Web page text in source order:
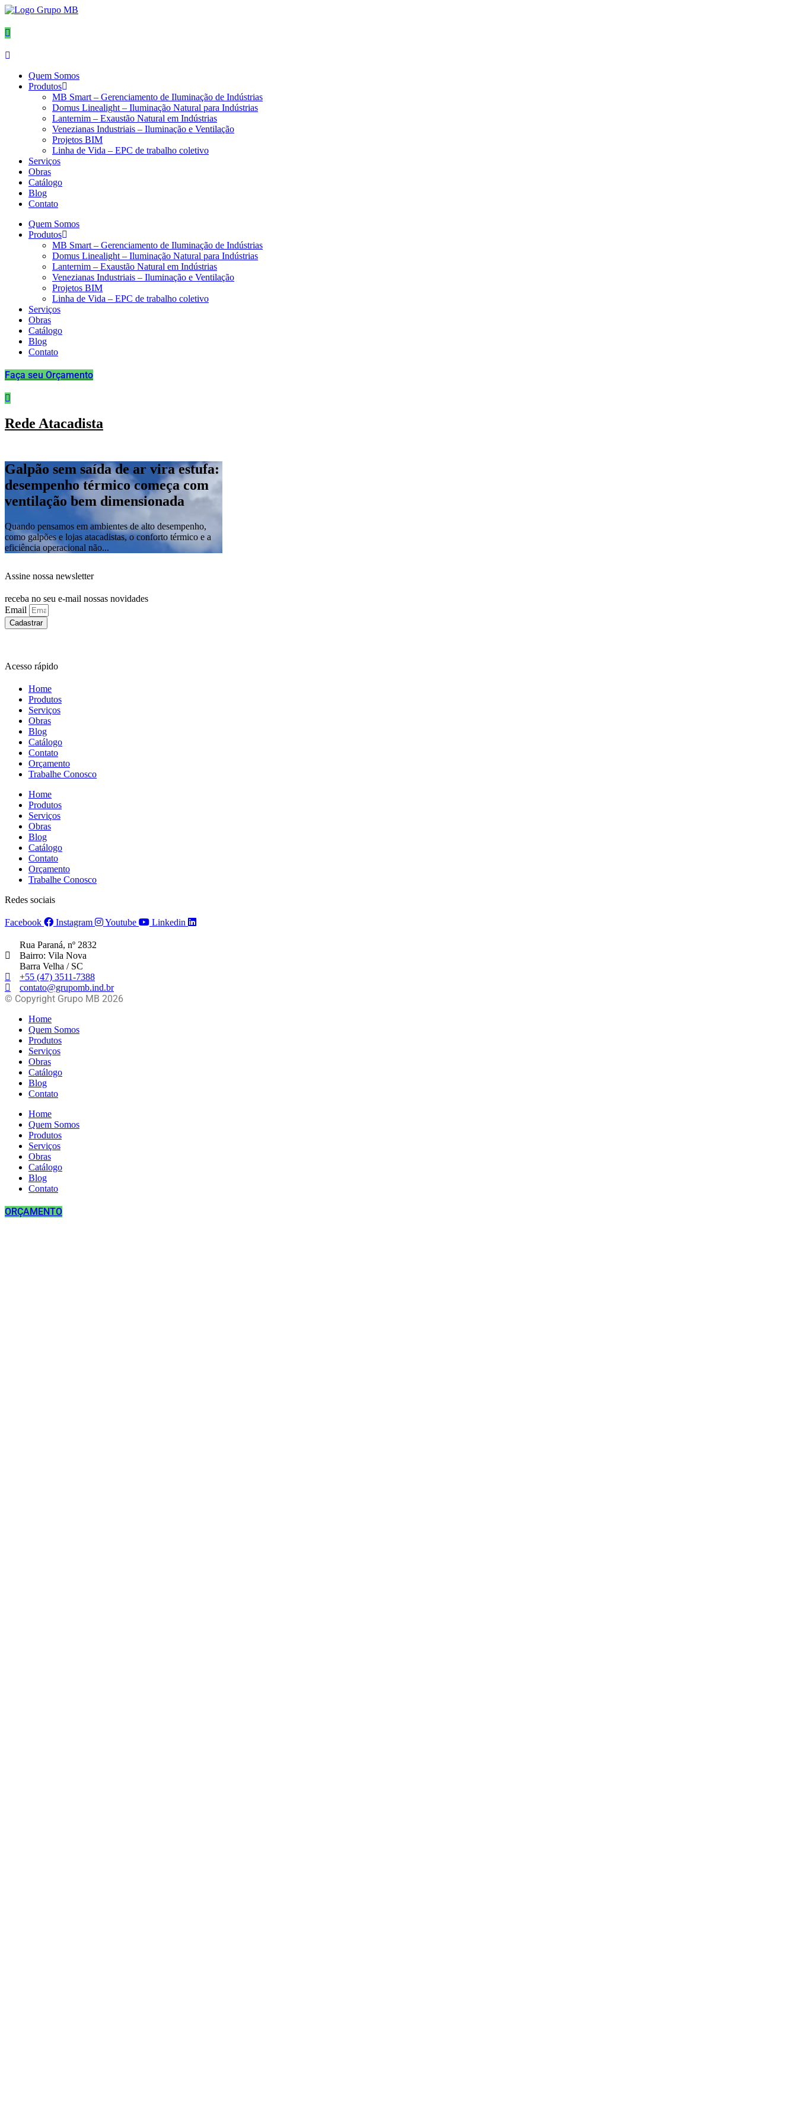
Ir
o
conteúdo
Quem Somos
Produtos
MB Smart – Gerenciamento de Iluminação de Indústrias
Domus Linealight – Iluminação Natural para Indústrias
Lanternim – Exaustão Natural em Indústrias
Venezianas Industriais – Iluminação e Ventilação
Projetos BIM
Linha de Vida – EPC de trabalho coletivo
Serviços
Obras
Catálogo
Blog
Contato
Quem Somos
Produtos
MB Smart – Gerenciamento de Iluminação de Indústrias
Domus Linealight – Iluminação Natural para Indústrias
Lanternim – Exaustão Natural em Indústrias
Venezianas Industriais – Iluminação e Ventilação
Projetos BIM
Linha de Vida – EPC de trabalho coletivo
Serviços
Obras
Catálogo
Blog
Contato
Faça seu Orçamento
Rede Atacadista
Galpão sem saída de ar vira estufa:
desempenho térmico começa com
ventilação bem dimensionada
Quando pensamos em ambientes de alto desempenho,
como galpões e lojas atacadistas, o conforto térmico e a
eficiência operacional não...
Assine nossa newsletter
receba no seu e-mail nossas novidades
Email
Cadastrar
Acesso rápido
Home
Produtos
Serviços
Obras
Blog
Catálogo
Contato
Orçamento
Trabalhe Conosco
Home
Produtos
Serviços
Obras
Blog
Catálogo
Contato
Orçamento
Trabalhe Conosco
Redes sociais
Facebook Instagram Youtube Linkedin
Rua Paraná, nº 2832
Bairro: Vila Nova
Barra Velha / SC
+55 (47) 3511-7388
contato@grupomb.ind.br
© Copyright Grupo MB 2026
Home
Quem Somos
Produtos
Serviços
Obras
Catálogo
Blog
Contato
Home
Quem Somos
Produtos
Serviços
Obras
Catálogo
Blog
Contato
ORÇAMENTO